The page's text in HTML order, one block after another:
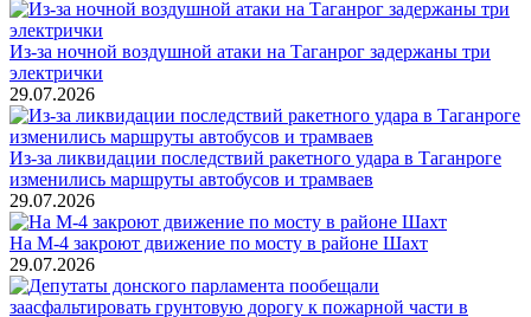
Из-за ночной воздушной атаки на Таганрог задержаны три
электрички
29.07.2026
Из-за ликвидации последствий ракетного удара в Таганроге
изменились маршруты автобусов и трамваев
29.07.2026
На М-4 закроют движение по мосту в районе Шахт
29.07.2026